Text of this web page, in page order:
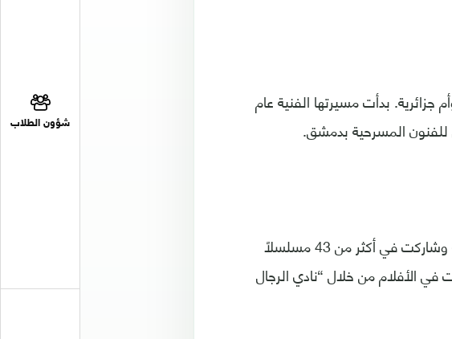
شؤون الطلاب
1982، لأب فلسطيني وأم جزائرية. بدأت مسيرتها الفنية عام
تألقت نسرين في عدة مجالات فنية، حيث قدمت 6 عروض مسرحية وشاركت في أكثر من 43 مسلسلاً
في الأفلام من خلال “نادي الرجال